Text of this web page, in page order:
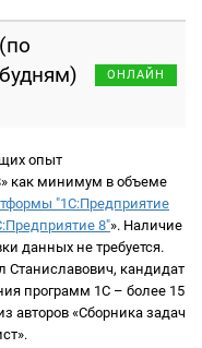
(по
будням)
ОНЛАЙН
опыт
как минимум в объеме
"1С:Предприятие
8"». Наличие
данных не требуется.
Станиславович, кандидат
программ 1С – более 15
авторов «Сборника задач